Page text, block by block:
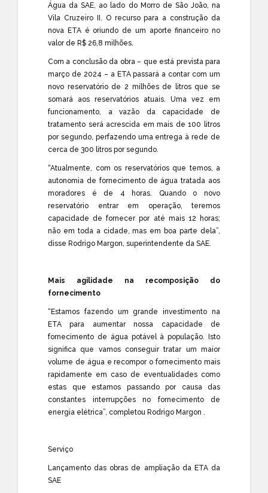
Água da SAE, ao lado do Morro de São João, na
Vila Cruzeiro II. O recurso para a construção da
nova ETA é oriundo de um aporte financeiro no
valor de R$ 26,8 milhões.
Com a conclusão da obra – que está prevista para
março de 2024 – a ETA passará a contar com um
novo reservatório de 2 milhões de litros que se
somará aos reservatórios atuais. Uma vez em
funcionamento, a vazão da capacidade de
tratamento será acrescida em mais de 100 litros
por segundo, perfazendo uma entrega à rede de
cerca de 300 litros por segundo.
“Atualmente, com os reservatórios que temos, a
autonomia de fornecimento de água tratada aos
moradores é de 4 horas. Quando o novo
reservatório entrar em operação, teremos
capacidade de fornecer por até mais 12 horas;
não em toda a cidade, mas em boa parte dela”,
disse Rodrigo Margon, superintendente da SAE.
Mais agilidade na recomposição do
fornecimento
“Estamos fazendo um grande investimento na
ETA para aumentar nossa capacidade de
fornecimento de água potável à população. Isto
significa que vamos conseguir tratar um maior
volume de água e recompor o fornecimento mais
rapidamente em caso de eventualidades como
estas que estamos passando por causa das
constantes interrupções no fornecimento de
energia elétrica”, completou Rodrigo Margon .
Serviço
Lançamento das obras de ampliação da ETA da
SAE